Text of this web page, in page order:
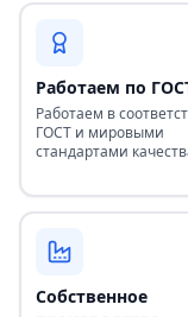
Работаем по
Работаем в
ГОСТ и мировыми
стандартами
Собственное